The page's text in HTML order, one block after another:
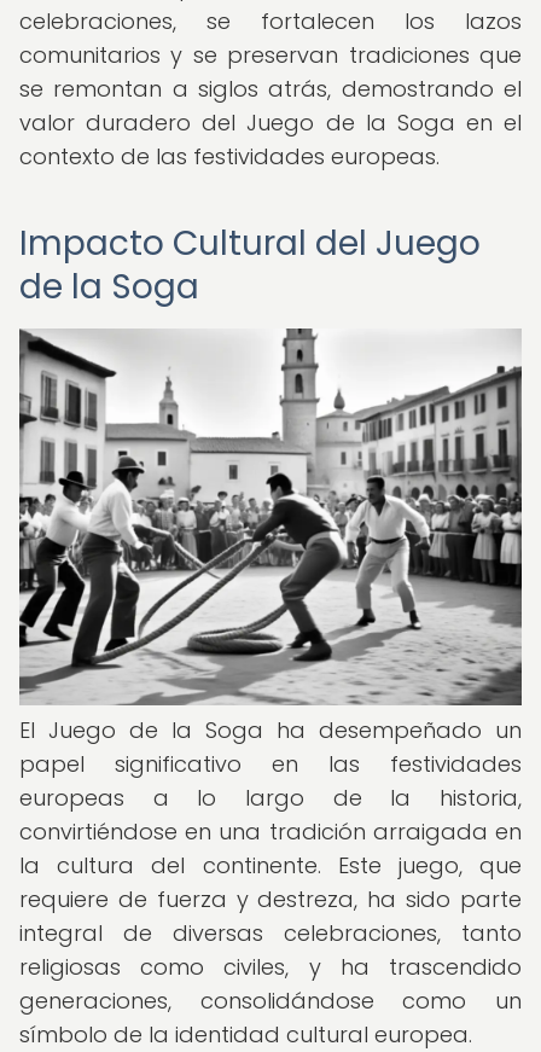
celebraciones, se fortalecen los lazos
comunitarios y se preservan tradiciones que
se remontan a siglos atrás, demostrando el
valor duradero del Juego de la Soga en el
contexto de las festividades europeas.
Impacto Cultural del Juego
de la Soga
El Juego de la Soga ha desempeñado un
papel significativo en las festividades
europeas a lo largo de la historia,
convirtiéndose en una tradición arraigada en
la cultura del continente. Este juego, que
requiere de fuerza y destreza, ha sido parte
integral de diversas celebraciones, tanto
religiosas como civiles, y ha trascendido
generaciones, consolidándose como un
símbolo de la identidad cultural europea.